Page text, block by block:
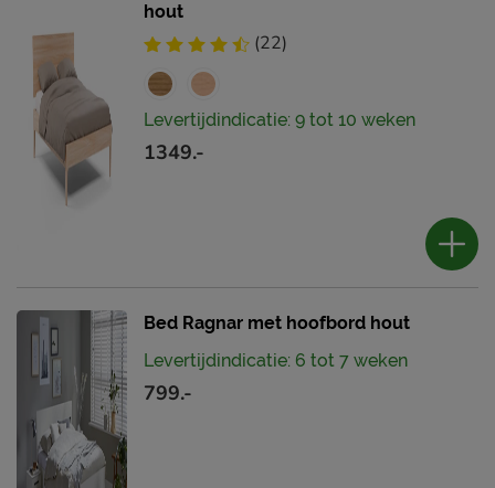
hout
(22)
Levertijdindicatie: 9 tot 10 weken
1349.-
Bed Ragnar met hoofbord hout
Levertijdindicatie: 6 tot 7 weken
799.-